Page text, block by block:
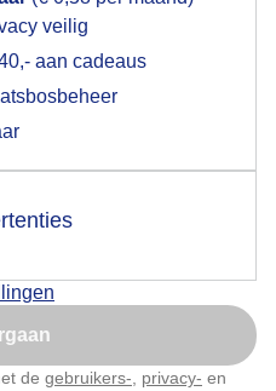
veilig
aan cadeaus
de gebruikers- privacy- en
06-2026, 35x bekeken
op hebt gegeven,
up uit je browser waarin
de popup
later
aan te passen